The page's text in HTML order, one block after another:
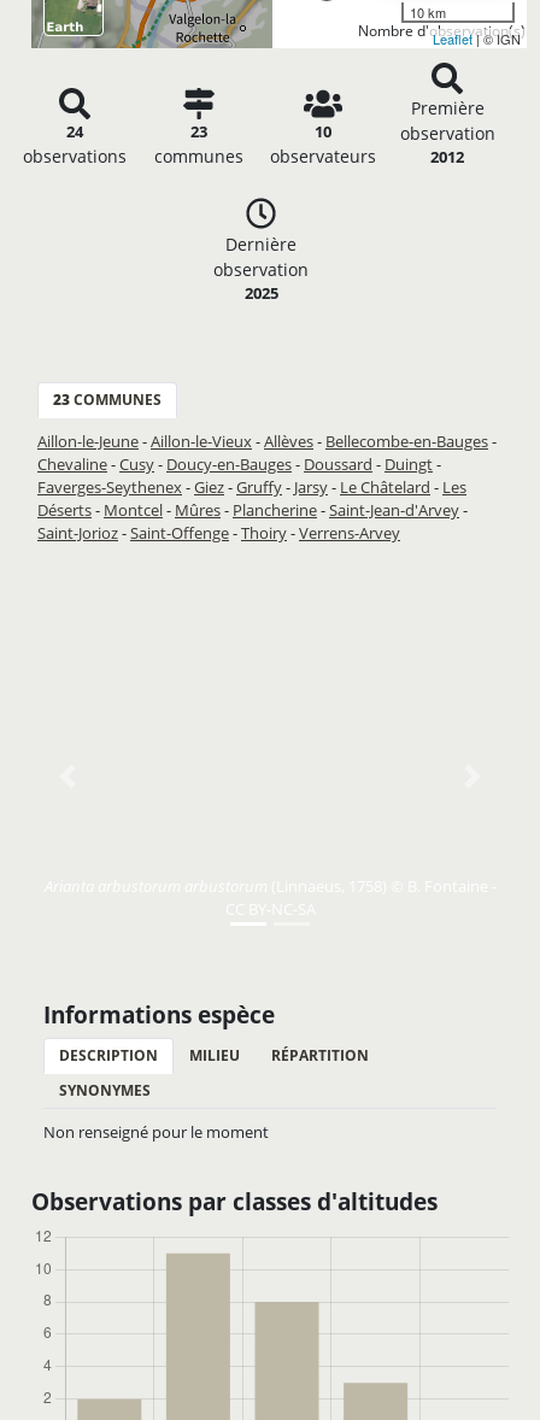
Nombre d'observation(s):
10 km
Leaflet| © IGN
24
observations
23
communes
10
observateurs
Première
observation
2012
Dernière
observation
2025
23COMMUNES
Aillon-le-Jeune-Aillon-le-Vieux-Allèves- Bellecombe-en-Bauges-
Chevaline-Cusy- Doucy-en-Bauges- Doussard - Duingt-
Faverges-Seythenex-Giez-Gruffy- Jarsy- Le Châtelard - Les
Déserts- Montcel- Mûres- Plancherine-Saint-Jean-d'Arvey-
Saint-Jorioz-Saint-Offenge-Thoiry-Verrens-Arvey
Informations espèce
DESCRIPTION MILIEU
RÉPARTITION
SYNONYMES
Non renseigné pour le moment
Observations par classes d'altitudes